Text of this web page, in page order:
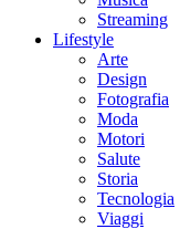
Streaming
Lifestyle
Arte
Design
Fotografia
Moda
Motori
Salute
Storia
Tecnologia
Viaggi